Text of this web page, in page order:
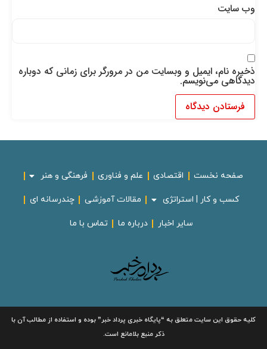
وب‌ سایت
ذخیره نام، ایمیل و وبسایت من در مرورگر برای زمانی که دوباره
دیدگاهی می‌نویسم.
صفحه نخست اقتصادی علم و فناوری فرهنگی و هنر
کسب و کار | استراتژی مقالات آموزشی چندرسانه ای
سایر اخبار درباره ما تماس با ما
کلیه حقوق این سایت متعلق به“پایگاه خبریپرداد خبر”بوده و استفاده از مطالب آن با
ذکر منبع بلامانع است.